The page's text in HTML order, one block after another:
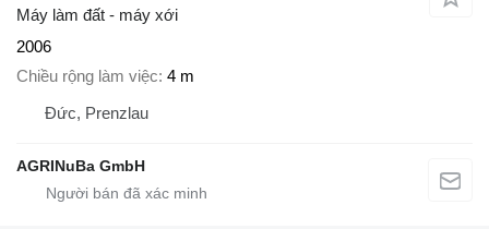
Máy làm đất - máy xới
2006
Chiều rộng làm việc 4 m
Đức, Prenzlau
AGRINuBa GmbH